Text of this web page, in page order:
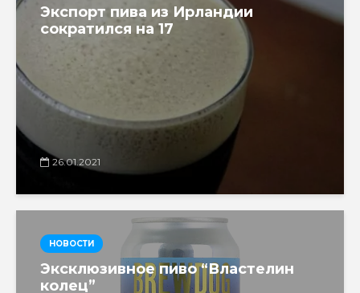
Экспорт пива из Ирландии
сократился на 17
26.01.2021
НОВОСТИ
Эксклюзивное пиво “Властелин
колец”